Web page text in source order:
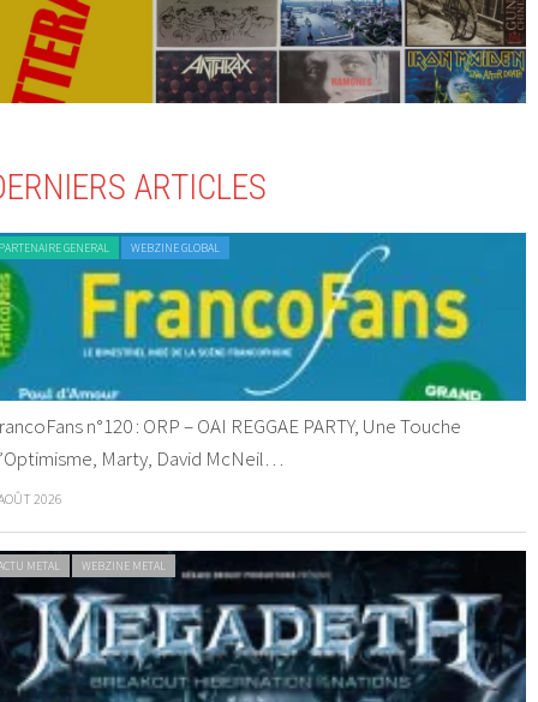
ARTICLES
GENERAL WEBZINE GLOBAL
n°120 : ORP – OAI REGGAE PARTY, Une Touche
Marty, David McNeil…
2026
METAL WEBZINE METAL